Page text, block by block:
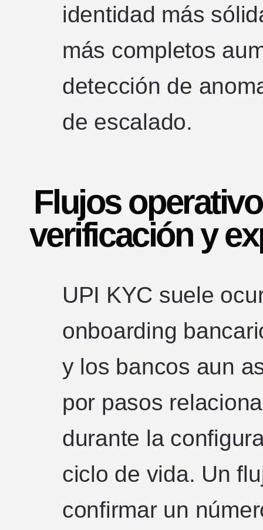
identidad más
más completos
detección de
de escalado.
Flujos
verificación y
UPI KYC suele
onboarding
y los bancos aun
por pasos
durante la
ciclo de vida. Un
confirmar un